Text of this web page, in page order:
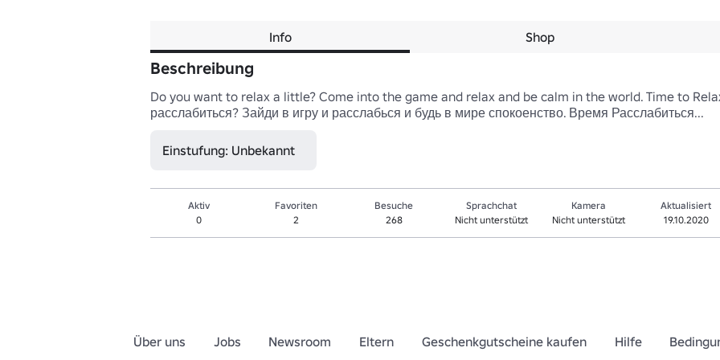
Info Shop
Beschreibung
Do you want to relax a little? Come into the game and relax and be calm in the world. Time to
расслабиться? Зайди в игру и расслабься и будь в мире спокоенство. Время Расслабиться...
Einstufung: Unbekannt
Aktiv
0
Favoriten
2
Besuche
268
Sprachchat
Nicht unterstützt
Kamera
Nicht unterstützt
Aktualisiert
19.10.2020
Über uns Jobs Newsroom Eltern Geschenkgutscheine kaufen Hilfe